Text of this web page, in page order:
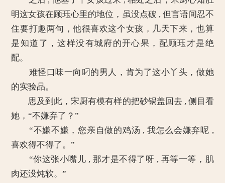
明这女孩在顾珏心里的地位，虽没点破 , 但言语间忍不
住要打趣两句，他很喜欢这个女孩，几天下来，也算
是知道了，这样没有城府的开心果，配顾珏才是绝
配。
难怪口味一向叼的男人，肯为了这小丫头，做她
的实验品。
思及到此，宋厨有模有样的把砂锅盖回去 , 侧目看
她，“不嫌弃了？”
“不嫌不嫌，您亲自做的鸡汤 , 我怎么会嫌弃呢 ,
喜欢得不得了。”
“你这张小嘴儿 , 那才是不得了呀 , 再等一等，肌
肉还没炖软。”